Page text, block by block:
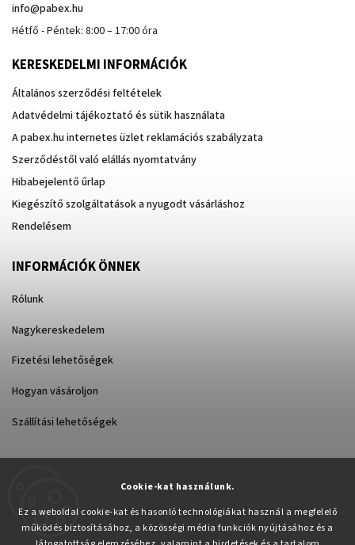
Cookie-kat használunk.
Ez a weboldal cookie-kat és hasonló technológiákat használ a megfelelő
működés biztosításához, a közösségi média funkciók nyújtásához és a
info@pabex.hu
Hétfő - Péntek: 8:00 – 17:00 óra
KERESKEDELMI INFORMÁCIÓK
Általános szerződési feltételek
Adatvédelmi tájékoztató és sütik használata
A pabex.hu internetes üzlet reklamációs szabályzata
Szerződéstől való elállás nyomtatvány
Hibabejelentő űrlap
Kiegészítő szolgáltatások a nyugodt vásárláshoz
Rendelésem
INFORMÁCIÓK ÖNNEK
Rólunk
Nagykereskedelem
Fizetési lehetőségek
Hogyan vásároljon
Szállítási lehetőségek